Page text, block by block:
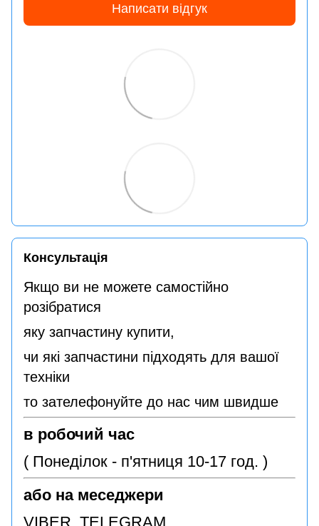
Написати відгук
Консультація
Якщо ви не можете самостійно
розібратися
яку запчастину купити,
чи які запчастини підходять для вашої
техніки
то зателефонуйте до нас чим швидше
в робочий час
( Понеділок - п'ятниця 10-17 год. )
або на меседжери
VIBER TELEGRAM